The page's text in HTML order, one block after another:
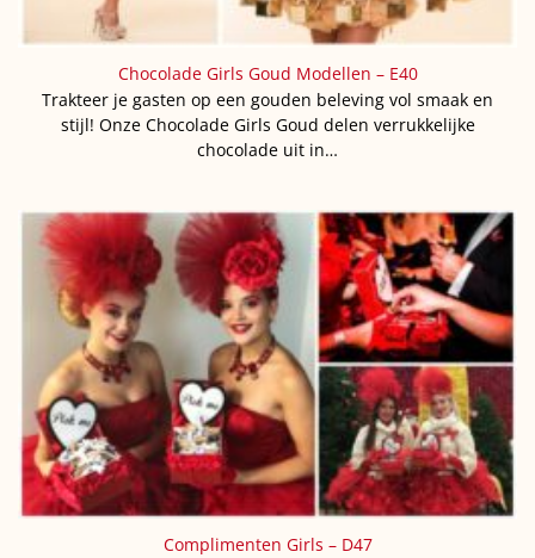
Chocolade Girls Goud Modellen – E40
Trakteer je gasten op een gouden beleving vol smaak en
stijl! Onze Chocolade Girls Goud delen verrukkelijke
chocolade uit in…
Complimenten Girls – D47